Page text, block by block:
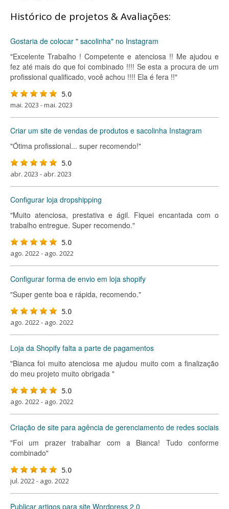
Histórico de projetos & Avaliações:
Gostaria de colocar " sacolinha" no Instagram
"Excelente Trabalho ! Competente e atenciosa !! Me ajudou e
fez até mais do que foi combinado !!!! Se esta a procura de um
profissional qualificado, você achou !!!! Ela é fera !!"
5.0
mai. 2023 - mai. 2023
Criar um site de vendas de produtos e sacolinha Instagram
"Ótima profissional... super recomendo!"
5.0
abr. 2023 - abr. 2023
Configurar loja dropshipping
"Muito atenciosa, prestativa e ágil. Fiquei encantada com o
trabalho entregue. Super recomendo."
5.0
ago. 2022 - ago. 2022
Configurar forma de envio em loja shopify
"Super gente boa e rápida, recomendo."
5.0
ago. 2022 - ago. 2022
Loja da Shopify falta a parte de pagamentos
"Bianca foi muito atenciosa me ajudou muito com a finalização
do meu projeto muito obrigada "
5.0
ago. 2022 - ago. 2022
Criação de site para agência de gerenciamento de redes sociais
"Foi um prazer trabalhar com a Bianca! Tudo conforme
combinado"
5.0
jul. 2022 - ago. 2022
Publicar artigos para site Wordpress 2.0